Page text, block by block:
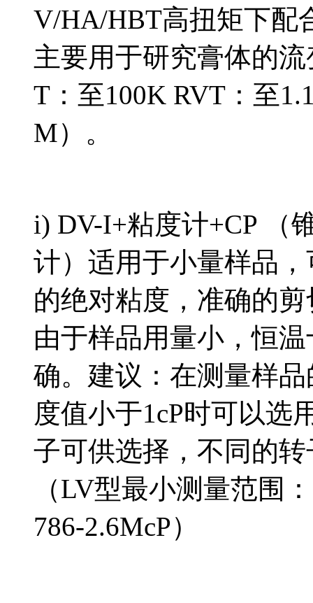
V/HA/HBT高扭矩下配
主要用于研究膏体的
T：至100K RVT：至
M）。
i) DV-I+粘度计+CP （
计）适用于小量样品
的绝对粘度，准确的
由于样品用量小，恒
确。建议：在测量样
度值小于1cP时可以选
子可供选择，不同的
（LV型最小测量范围
786-2.6McP）